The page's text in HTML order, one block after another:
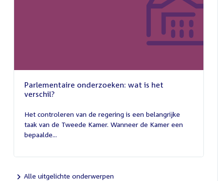
Parlementaire onderzoeken: wat is het
verschil?
juli
2026
Het controleren van de regering is een belangrijke
taak van de Tweede Kamer. Wanneer de Kamer een
bepaalde...
Alle uitgelichte onderwerpen